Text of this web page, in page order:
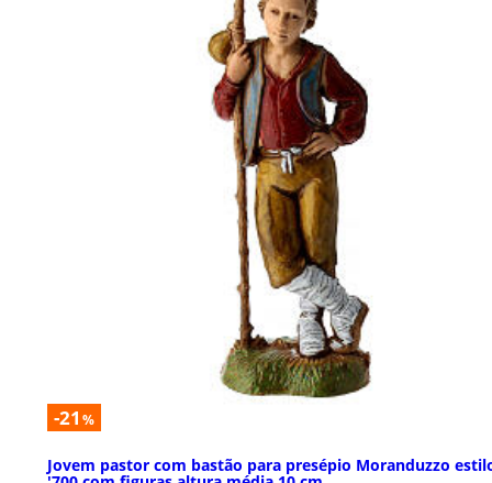
-21 %
Jovem pastor com bastão para presépio Moranduzzo